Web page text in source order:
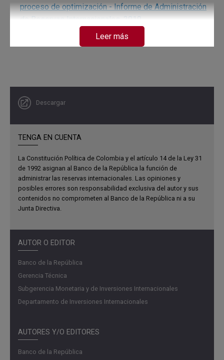
Descargar
TENGA EN CUENTA
La Constitución Política de Colombia y el artículo 14 de la Ley 31
de 1992 asignan al Banco de la República la función de
administrar las reservas internacionales. Las opiniones y
posibles errores son responsabilidad exclusiva del autor y sus
contenidos no comprometen al Banco de la República ni a su
Junta Directiva.
AUTOR O EDITOR
Banco de la República
Gerencia Técnica
Subgerencia Monetaria y de Inversiones Internacionales
Departamento de Inversiones Internacionales
AUTORES Y/O EDITORES
Banco de la República
proceso de optimización - Informe de Administración
de Reservas Internacionales, 2019
Leer más